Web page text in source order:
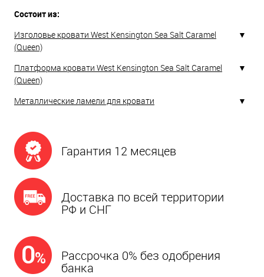
Состоит из:
Изголовье кровати West Kensington Sea Salt Caramel
(Queen)
Платформа кровати West Kensington Sea Salt Caramel
(Queen)
Металлические ламели для кровати
Гарантия 12 месяцев
Доставка по всей территории
РФ и СНГ
Рассрочка 0% без одобрения
банка